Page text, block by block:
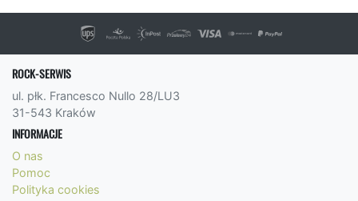
ROCK-SERWIS
ul. płk. Francesco Nullo 28/LU3
31-543 Kraków
INFORMACJE
O nas
Pomoc
Polityka cookies